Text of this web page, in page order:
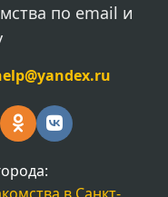
по email и